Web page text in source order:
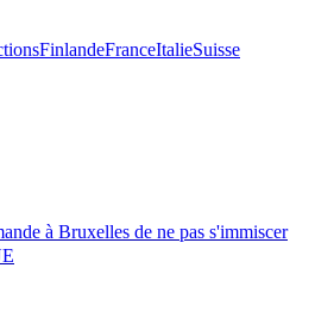
FinlandeFranceItalieSuisse
à Bruxelles de ne pas s'immiscer